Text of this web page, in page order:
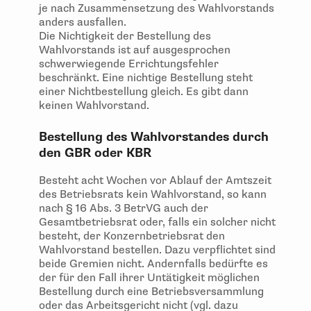
je nach Zusammensetzung des Wahlvorstands
anders ausfallen.
Die Nichtigkeit der Bestellung des
Wahlvorstands ist auf ausgesprochen
schwerwiegende Errichtungsfehler
beschränkt. Eine nichtige Bestellung steht
einer Nichtbestellung gleich. Es gibt dann
keinen Wahlvorstand.
Bestellung des Wahlvorstandes durch
den GBR oder KBR
Besteht acht Wochen vor Ablauf der Amtszeit
des Betriebsrats kein Wahlvorstand, so kann
nach § 16 Abs. 3 BetrVG auch der
Gesamtbetriebsrat oder, falls ein solcher nicht
besteht, der Konzernbetriebsrat den
Wahlvorstand bestellen. Dazu verpflichtet sind
beide Gremien nicht. Andernfalls bedürfte es
der für den Fall ihrer Untätigkeit möglichen
Bestellung durch eine Betriebsversammlung
oder das Arbeitsgericht nicht (vgl. dazu